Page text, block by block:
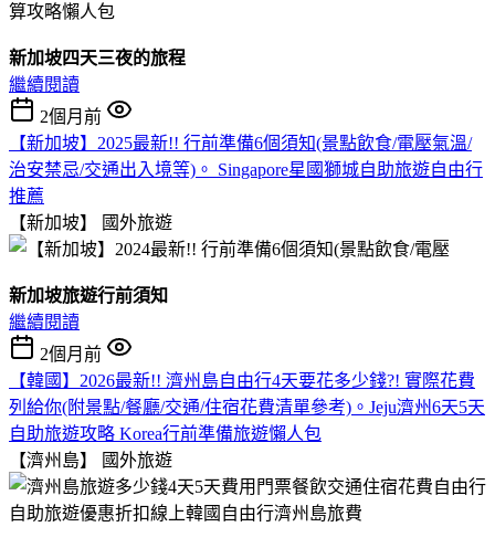
新加坡四天三夜的旅程
繼續閱讀
2個月前
【新加坡】2025最新!! 行前準備6個須知(景點飲食/電壓氣溫/
治安禁忌/交通出入境等)。 Singapore星國獅城自助旅遊自由行
推薦
【新加坡】
國外旅遊
新加坡旅遊行前須知
繼續閱讀
2個月前
【韓國】2026最新!! 濟州島自由行4天要花多少錢?! 實際花費
列給你(附景點/餐廳/交通/住宿花費清單參考)。Jeju濟州6天5天
自助旅遊攻略 Korea行前準備旅遊懶人包
【濟州島】
國外旅遊